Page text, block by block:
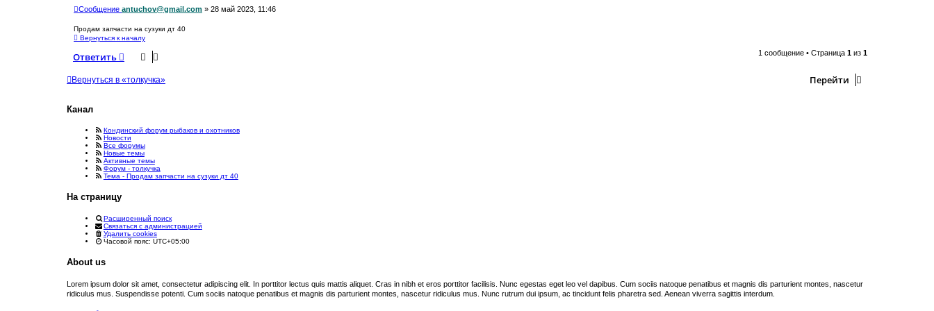
Сообщение antuchov@gmail.com » 28 май 2023, 11:46
Продам запчасти на сузуки дт 40
Вернуться к началу
Ответить 1 сообщение • Страница 1 из 1
Вернуться в «толкучка» Перейти
Канал
Кондинский форум рыбаков и охотников
Новости
Все форумы
Новые темы
Активные темы
Форум - толкучка
Тема - Продам запчасти на сузуки дт 40
На страницу
Расширенный поиск
Связаться с администрацией
Удалить cookies
Часовой пояс: UTC+05:00
About us
Lorem ipsum dolor sit amet, consectetur adipiscing elit. In porttitor lectus quis mattis aliquet. Cras in nibh et eros porttitor facilisis. Nunc egestas eget leo vel dapibus. Cum sociis natoque penatibus et magnis dis parturient montes, nascetur
ridiculus mus. Suspendisse potenti. Cum sociis natoque penatibus et magnis dis parturient montes, nascetur ridiculus mus. Nunc rutrum dui ipsum, ac tincidunt felis pharetra sed. Aenean viverra sagittis interdum.